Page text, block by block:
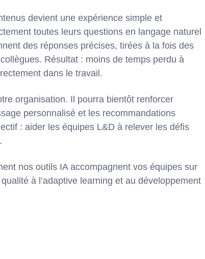
devient une expérience simple et
toutes leurs questions en langage naturel
des réponses précises, tirées à la fois des
Résultat : moins de temps perdu à
dans le travail.
organisation. Il pourra bientôt renforcer
personnalisé et les recommandations
: aider les équipes L&D à relever les défis
nos outils IA accompagnent vos équipes sur
à l’adaptive learning et au développement